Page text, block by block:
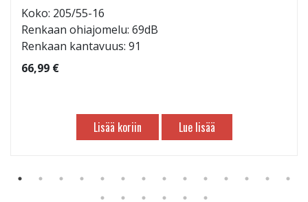
Koko: 205/55-16
Renkaan ohiajomelu: 69dB
Renkaan kantavuus: 91
66,99 €
Lisää koriin Lue lisää